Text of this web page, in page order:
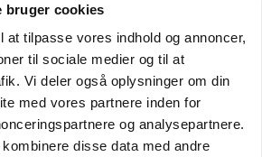
bruger cookies
at tilpasse vores indhold og annoncer,
til sociale medier og til at
Vi deler også oplysninger om din
med vores partnere inden for
og analysepartnere.
disse data med andre
Nyt tv-format udfordrer